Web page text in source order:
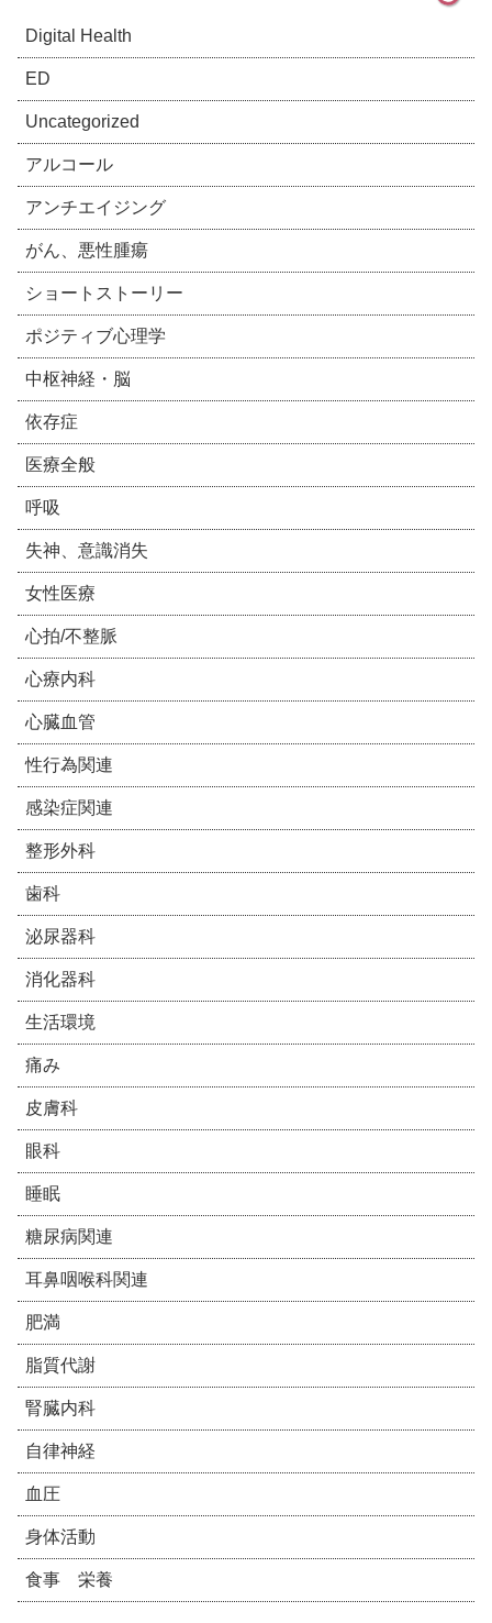
Digital Health
ED
Uncategorized
アルコール
アンチエイジング
がん、悪性腫瘍
ショートストーリー
ポジティブ心理学
中枢神経・脳
依存症
医療全般
呼吸
失神、意識消失
女性医療
心拍/不整脈
心療内科
心臓血管
性行為関連
感染症関連
整形外科
歯科
泌尿器科
消化器科
生活環境
痛み
皮膚科
眼科
睡眠
糖尿病関連
耳鼻咽喉科関連
肥満
脂質代謝
腎臓内科
自律神経
血圧
身体活動
食事 栄養